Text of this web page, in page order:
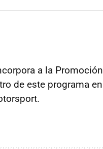
a la Promoción
de este programa en